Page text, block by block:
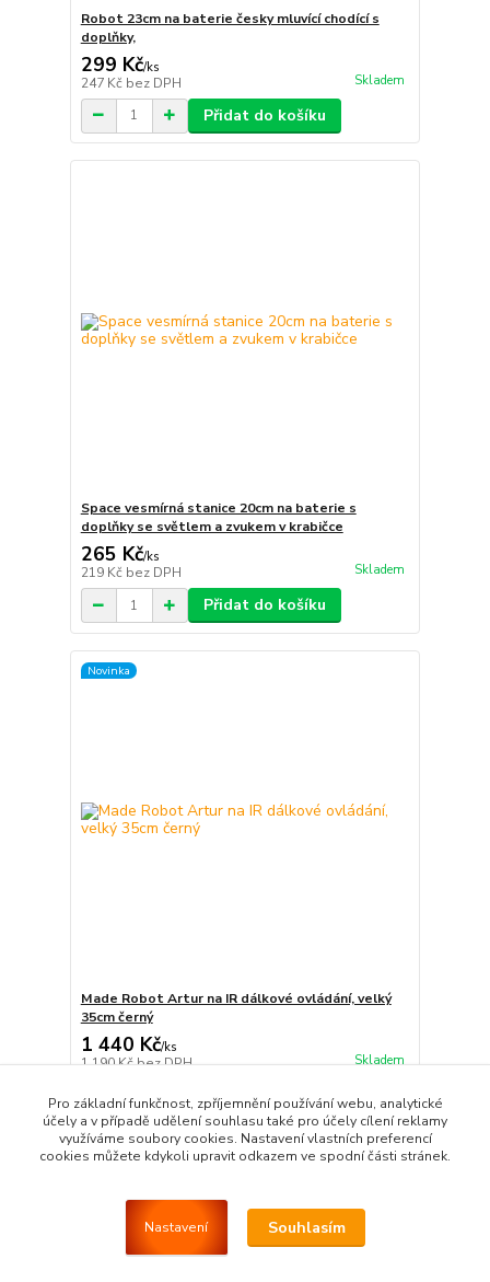
Robot 23cm na baterie česky mluvící chodící s
doplňky,
299 Kč/ks
247 Kč bez DPH Skladem
Přidat do košíku
Space vesmírná stanice 20cm na baterie s
doplňky se světlem a zvukem v krabičce
265 Kč/ks
219 Kč bez DPH Skladem
Přidat do košíku
Novinka
Made Robot Artur na IR dálkové ovládání, velký
35cm černý
1 440 Kč/ks
1 190 Kčbez DPH Skladem
Přidat do košíku
Strana z 1
Pro základní funkčnost, zpříjemnění používání webu, analytické
účely a v případě udělení souhlasu také pro účely cílení reklamy
využíváme soubory cookies. Nastavení vlastních preferencí
cookies můžete kdykoli upravit odkazem ve spodní části stránek.
Nastavení Souhlasím